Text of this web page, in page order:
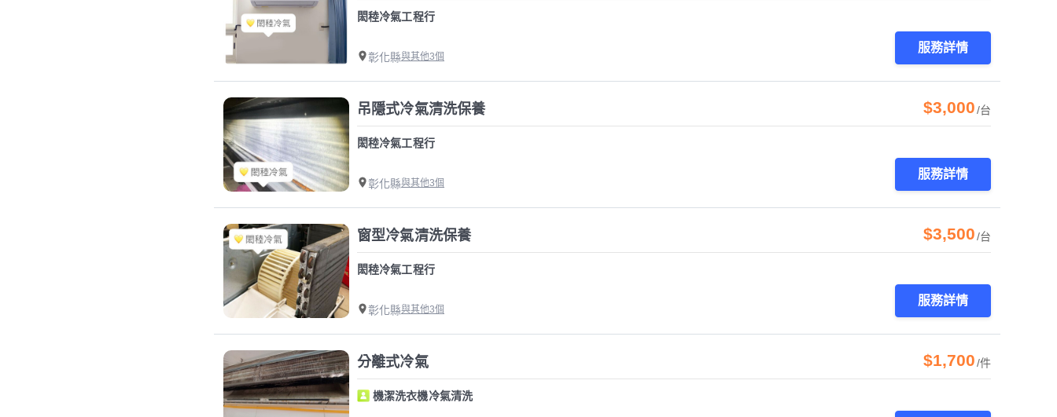
閎稑冷氣工程行
彰化縣與其他3個
服務詳情
吊隱式冷氣清洗保養 $3,000/台
閎稑冷氣工程行
彰化縣與其他3個
服務詳情
窗型冷氣清洗保養 $3,500/台
閎稑冷氣工程行
彰化縣與其他3個
服務詳情
分離式冷氣 $1,700/件
機潔洗衣機冷氣清洗